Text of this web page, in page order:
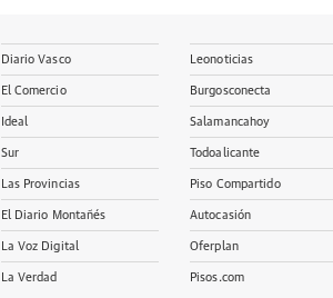
Diario Vasco
El Comercio
Ideal
Sur
Las Provincias
El Diario Montañés
La Voz Digital
La Verdad
Leonoticias
Burgosconecta
Salamancahoy
Todoalicante
Piso Compartido
Autocasión
Oferplan
Pisos.com